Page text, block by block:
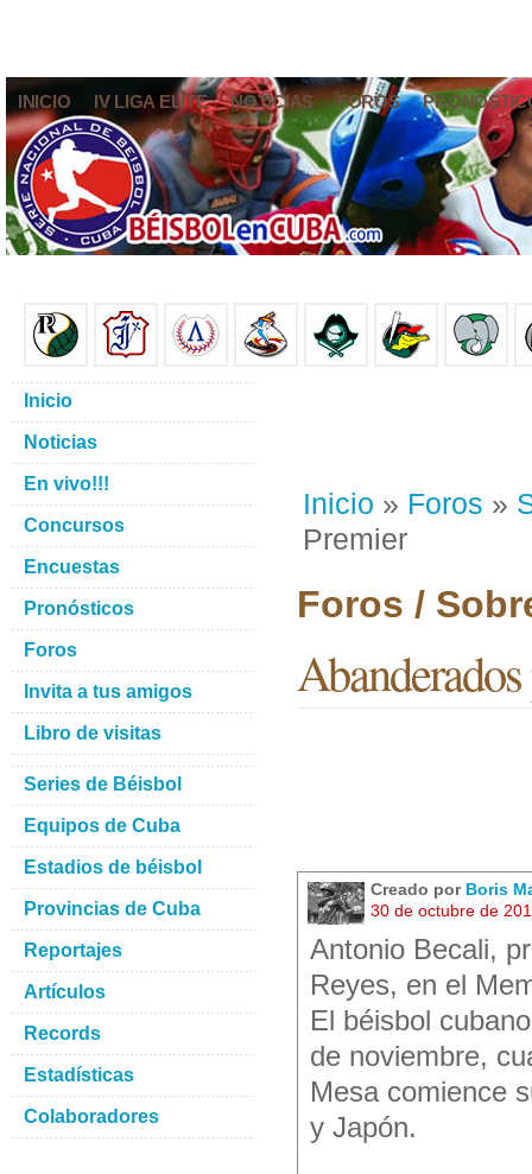
INICIO IV LIGA ELITE NOTICIAS FOROS
Inicio » Foros »
Premier
Foros /
Creado por Boris
30 de octubre de
Antonio Becali,
Reyes, en el
El béisbol
de noviembre,
Mesa comience
y Japón.
Inicio
Noticias
En vivo!!!
Concursos
Encuestas
Pronósticos
Foros
Invita a tus amigos
Libro de visitas
Series de Béisbol
Equipos de Cuba
Estadios de béisbol
Provincias de Cuba
Reportajes
Artículos
Records
Estadísticas
Colaboradores